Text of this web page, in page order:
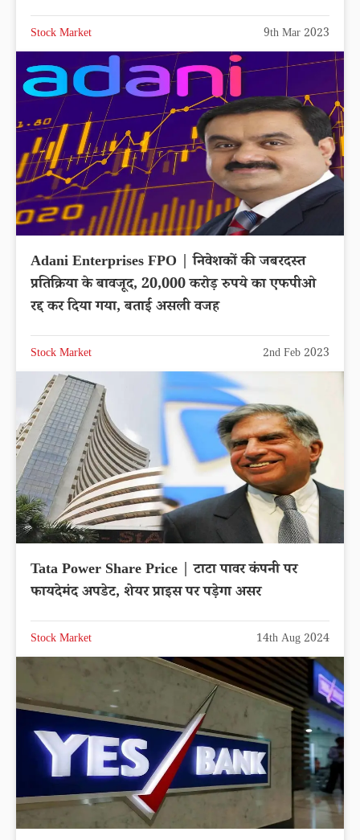
Stock Market 9th Mar 2023
Adani Enterprises FPO | निवेशकों की जबरदस्त
प्रतिक्रिया के बावजूद, 20,000 करोड़ रुपये का एफपीओ
रद्द कर दिया गया, बताई असली वजह
Stock Market 2nd Feb 2023
Tata Power Share Price | टाटा पावर कंपनी पर
फायदेमंद अपडेट, शेयर प्राइस पर पड़ेगा असर
Stock Market 14th Aug 2024